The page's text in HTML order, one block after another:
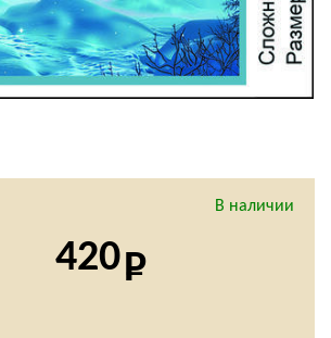
В наличии
420